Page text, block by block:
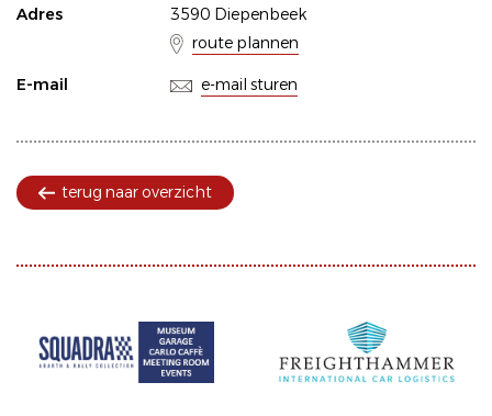
Adres
3590 Diepenbeek
route plannen
E-mail e-mail sturen
terug naar overzicht